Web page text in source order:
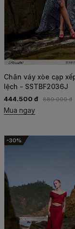
Chân váy xòe cạp
lệch - SSTBF2036J
444.500 đ 889.000 đ
Mua ngay
-30%